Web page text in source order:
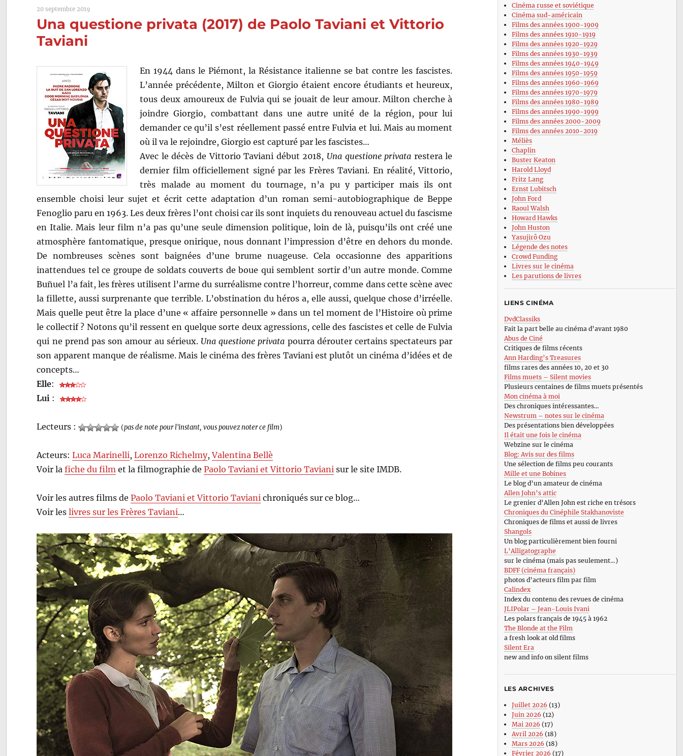
20 septembre 2019
Una questione privata (2017) de Paolo Taviani et Vittorio
Taviani
En 1944 dans le Piémont, la Résistance italienne se bat contre les fascistes.
L’année précédente, Milton et Giorgio étaient encore étudiants et heureux,
tous deux amoureux de Fulvia qui se jouait de leur amour. Milton cherche à
joindre Giorgio, combattant dans une autre unité de la région, pour lui
demander ce qu’il s’est réellement passé entre Fulvia et lui. Mais au moment
où il va le rejoindre, Giorgio est capturé par les fascistes…
Avec le décès de Vittorio Taviani début 2018, Una questione privata restera le
dernier film officiellement signé par les Frères Taviani. En réalité, Vittorio,
très malade au moment du tournage, n’a pu y participer mais ils ont
ensemble choisi leur sujet et écrit cette adaptation d’un roman semi-autobiographique de Beppe
Fenoglio paru en 1963. Les deux frères l’ont choisi car ils sont inquiets du renouveau actuel du fascisme
en Italie. Mais leur film n’a pas qu’une seule dimension politique, loin de là, puisqu’ils ont créé une
atmosphère fantomatique, presque onirique, nous donnant l’impression d’être en dehors du monde.
De nombreuses scènes sont baignées d’une brume nuageuse. Cela occasionne des apparitions
inattendues tel ce groupe de soldats couverts de boue qui semblent sortir d’un autre monde. Comme
Buñuel l’a fait, les frères utilisent l’arme du surréalisme contre l’horreur, comme dans cette scène avec
la fillette, aussi surprenante que terrible. L’obstination du héros a, elle aussi, quelque chose d’irréelle.
Mais quelle peut être la place d’une « affaire personnelle » dans un tel moment de l’Histoire où prime
le collectif ? Notons qu’il ressent en quelque sorte deux agressions, celle des fascistes et celle de Fulvia
qui ne prend pas son amour au sérieux. Una questione privata pourra dérouter certains spectateurs par
son apparent manque de réalisme. Mais le cinéma des frères Taviani est plutôt un cinéma d’idées et de
concepts…
Elle:
Lui :
Lecteurs : (pas de note pour l'instant, vous pouvez noter ce film)
Acteurs:Luca Marinelli,Lorenzo Richelmy,Valentina Bellè
Voir lafiche du film et la filmographie dePaolo Taviani et Vittorio Taviani sur le site IMDB.
Voir les autres films dePaolo Taviani et Vittorio Taviani chroniqués sur ce blog…
Voir leslivres sur les Frères Taviani…
Cinéma russe et soviétique
Cinéma sud-américain
Films des années 1900-1909
Films des années 1910-1919
Films des années 1920-1929
Films des années 1930-1939
Films des années 1940-1949
Films des années 1950-1959
Films des années 1960-1969
Films des années 1970-1979
Films des années 1980-1989
Films des années 1990-1999
Films des années 2000-2009
Films des années 2010-2019
Méliès
Chaplin
Buster Keaton
Harold Lloyd
Fritz Lang
Ernst Lubitsch
John Ford
Raoul Walsh
Howard Hawks
John Huston
Yasujirô Ozu
Légende des notes
Crowd Funding
Livres sur le cinéma
Les parutions de livres
LIENS CINÉMA
DvdClassiks
Fait la part belle au cinéma d’avant 1980
Abus de Ciné
Critiques de films récents
Ann Harding’s Treasures
films rares des années 10, 20 et 30
Films muets – Silent movies
Plusieurs centaines de films muets présentés
Mon cinéma à moi
Des chroniques intéressantes…
Newstrum – notes sur le cinéma
Des présentations bien développées
Il était une fois le cinéma
Webzine sur le cinéma
Blog: Avis sur des films
Une sélection de films peu courants
Mille et une Bobines
Le blog d’un amateur de cinéma
Allen John’s attic
Le grenier d’Allen John est riche en trésors
Chroniques du Cinéphile Stakhanoviste
Chroniques de films et aussi de livres
Shangols
Un blog particulièrement bien fourni
L’Alligatographe
sur le cinéma (mais pas seulement…)
BDFF (cinéma français)
photos d’acteurs film par film
Calindex
Index du contenu des revues de cinéma
JLIPolar – Jean-Louis Ivani
Les polars français de 1945 à 1962
The Blonde at the Film
a fresh look at old films
Silent Era
new and info on silent films
LES ARCHIVES
Juillet 2026 (13)
Juin 2026 (12)
Mai 2026 (17)
Avril 2026 (18)
Mars 2026 (18)
Février 2026 (17)